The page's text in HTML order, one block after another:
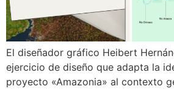
El diseñador gráfico Heibert
ejercicio de diseño que adapta la
proyecto «Amazonia» al contexto